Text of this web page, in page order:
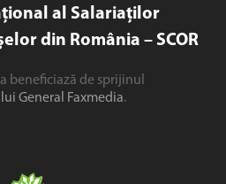
al Salariaților
din România – SCOR
beneficiază de sprijinul
General Faxmedia.